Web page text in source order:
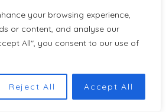
your browsing experience,
or content, and analyse our
All", you consent to our use of
Reject All Accept All
Escapade
end à vélo : où s’échapper
Paris ?
Week-end outdoor : comment
facilement son